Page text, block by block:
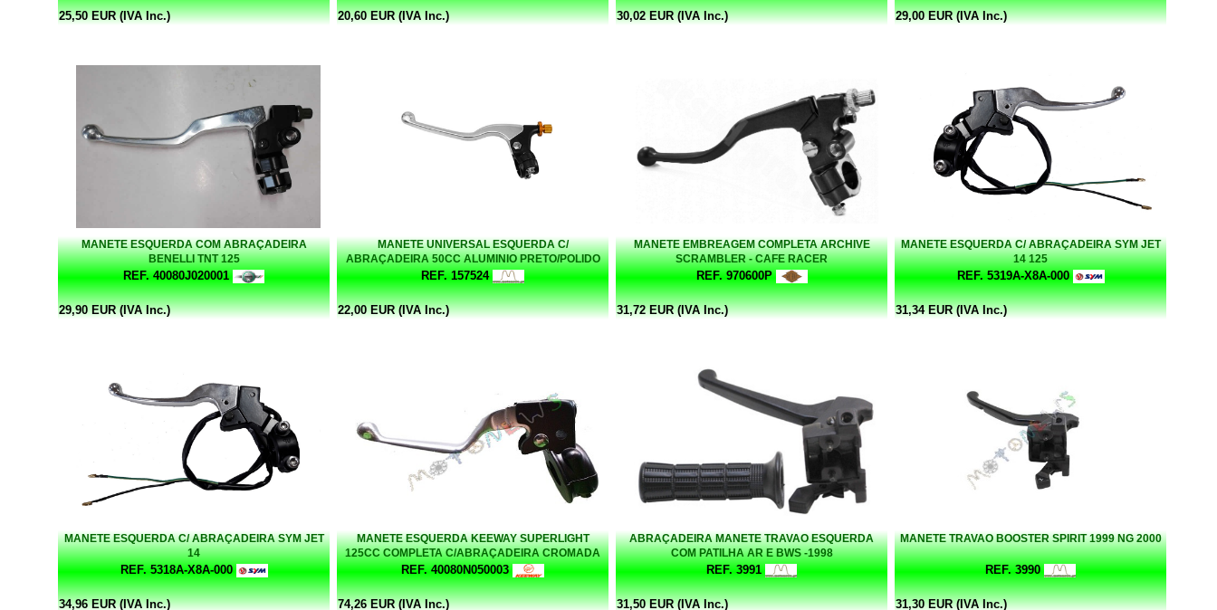
25,50 EUR (IVA Inc.) 20,60 EUR (IVA Inc.) 30,02 EUR (IVA Inc.) 29,00 EUR (IVA Inc.)
MANETE ESQUERDA COM ABRAÇADEIRA
BENELLI TNT 125
REF. 40080J020001
29,90 EUR (IVA Inc.)
MANETE UNIVERSAL ESQUERDA C/
ABRAÇADEIRA 50CC ALUMINIO PRETO/POLIDO
REF. 157524
22,00 EUR (IVA Inc.)
MANETE EMBREAGEM COMPLETA ARCHIVE
SCRAMBLER - CAFE RACER
REF. 970600P
31,72 EUR (IVA Inc.)
MANETE ESQUERDA C/ ABRAÇADEIRA SYM JET
14 125
REF. 5319A-X8A-000
31,34 EUR (IVA Inc.)
MANETE ESQUERDA C/ ABRAÇADEIRA SYM JET
14
REF. 5318A-X8A-000
34,96 EUR (IVA Inc.)
MANETE ESQUERDA KEEWAY SUPERLIGHT
125CC COMPLETA C/ABRAÇADEIRA CROMADA
REF. 40080N050003
74,26 EUR (IVA Inc.)
ABRAÇADEIRA MANETE TRAVAO ESQUERDA
COM PATILHA AR E BWS -1998
REF. 3991
31,50 EUR (IVA Inc.)
MANETE TRAVAO BOOSTER SPIRIT 1999 NG 2000
REF. 3990
31,30 EUR (IVA Inc.)